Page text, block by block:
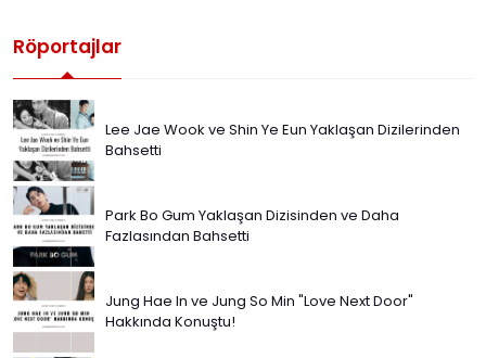
Röportajlar
Lee Jae Wook ve Shin Ye Eun Yaklaşan Dizilerinden
Bahsetti
Park Bo Gum Yaklaşan Dizisinden ve Daha
Fazlasından Bahsetti
Jung Hae In ve Jung So Min "Love Next Door"
Hakkında Konuştu!